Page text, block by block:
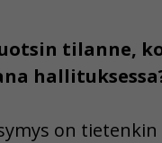
tilanne,
on